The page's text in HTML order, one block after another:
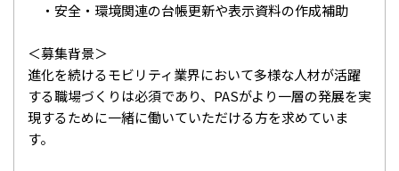
・安全・環境関連の台帳更新や表示資料の作成補助
＜募集背景＞
進化を続けるモビリティ業界において多様な人材が活躍
する職場づくりは必須であり、PASがより一層の発展を実
現するために一緒に働いていただける方を求めていま
す。